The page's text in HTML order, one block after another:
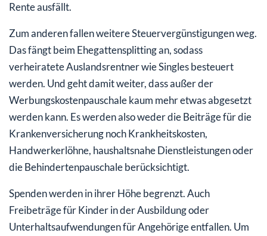
Rente ausfällt.
Zum anderen fallen weitere Steuervergünstigungen weg.
Das fängt beim Ehegattensplitting an, sodass
verheiratete Auslandsrentner wie Singles besteuert
werden. Und geht damit weiter, dass außer der
Werbungskostenpauschale kaum mehr etwas abgesetzt
werden kann. Es werden also weder die Beiträge für die
Krankenversicherung noch Krankheitskosten,
Handwerkerlöhne, haushaltsnahe Dienstleistungen oder
die Behindertenpauschale berücksichtigt.
Spenden werden in ihrer Höhe begrenzt. Auch
Freibeträge für Kinder in der Ausbildung oder
Unterhaltsaufwendungen für Angehörige entfallen. Um